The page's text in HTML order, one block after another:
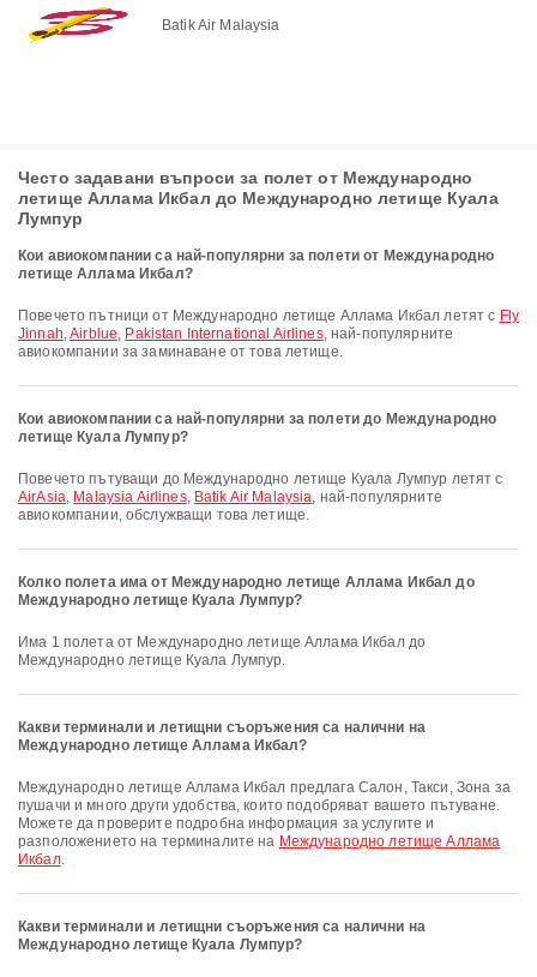
Batik Air Malaysia
Често задавани въпроси за полет от Международно
летище Аллама Икбал до Международно летище Куала
Лумпур
Кои авиокомпании са най-популярни за полети от Международно
летище Аллама Икбал?
Повечето пътници от Международно летище Аллама Икбал летят с Fly
Jinnah,Airblue, Pakistan International Airlines, най-популярните
авиокомпании за заминаване от това летище.
Кои авиокомпании са най-популярни за полети до Международно
летище Куала Лумпур?
Повечето пътуващи до Международно летище Куала Лумпур летят с
AirAsia, Malaysia Airlines, Batik Air Malaysia, най-популярните
авиокомпании, обслужващи това летище.
Колко полета има от Международно летище Аллама Икбал до
Международно летище Куала Лумпур?
Има 1 полета от Международно летище Аллама Икбал до
Международно летище Куала Лумпур.
Какви терминали и летищни съоръжения са налични на
Международно летище Аллама Икбал?
Международно летище Аллама Икбал предлага Салон, Такси, Зона за
пушачи и много други удобства, които подобряват вашето пътуване.
Можете да проверите подробна информация за услугите и
разположението на терминалите на Международно летище Аллама
Икбал.
Какви терминали и летищни съоръжения са налични на
Международно летище Куала Лумпур?